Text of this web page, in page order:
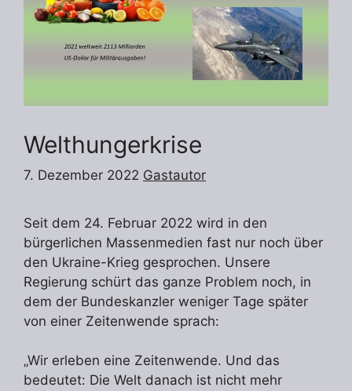
Welthungerkrise
7. Dezember 2022 Gastautor
Seit dem 24. Februar 2022 wird in den
bürgerlichen Massenmedien fast nur noch über
den Ukraine-Krieg gesprochen. Unsere
Regierung schürt das ganze Problem noch, in
dem der Bundeskanzler weniger Tage später
von einer Zeitenwende sprach:
„Wir erleben eine Zeitenwende. Und das
bedeutet: Die Welt danach ist nicht mehr